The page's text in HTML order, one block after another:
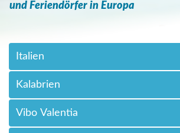
und Feriendörfer in Europa
Italien
Kalabrien
Vibo Valentia